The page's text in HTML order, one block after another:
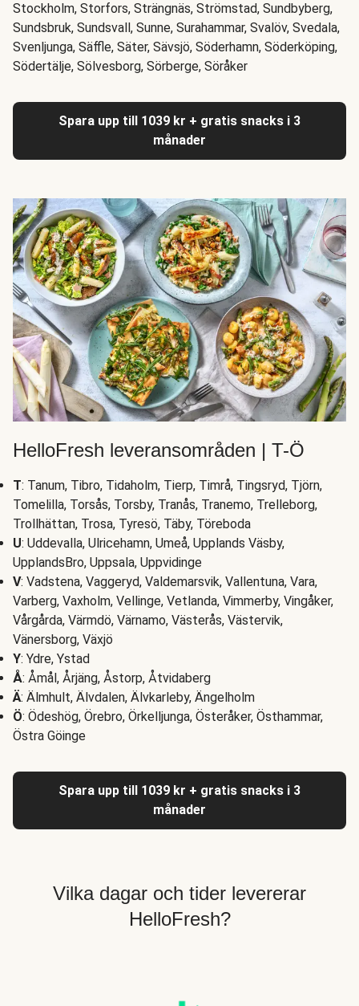
Stockholm, Storfors, Strängnäs, Strömstad, Sundbyberg,
Sundsbruk, Sundsvall, Sunne, Surahammar, Svalöv, Svedala,
Svenljunga, Säffle, Säter, Sävsjö, Söderhamn, Söderköping,
Södertälje, Sölvesborg, Sörberge, Söråker
Spara upp till 1039 kr + gratis snacks i 3
månader
HelloFresh leveransområden | T-Ö
T: Tanum, Tibro, Tidaholm, Tierp, Timrå, Tingsryd, Tjörn,
Tomelilla, Torsås, Torsby, Tranås, Tranemo, Trelleborg,
Trollhättan, Trosa, Tyresö, Täby, Töreboda
U: Uddevalla, Ulricehamn, Umeå, Upplands Väsby,
UpplandsBro, Uppsala, Uppvidinge
V: Vadstena, Vaggeryd, Valdemarsvik, Vallentuna, Vara,
Varberg, Vaxholm, Vellinge, Vetlanda, Vimmerby, Vingåker,
Vårgårda, Värmdö, Värnamo, Västerås, Västervik,
Vänersborg, Växjö
Y: Ydre, Ystad
Å: Åmål, Årjäng, Åstorp, Åtvidaberg
Ä: Älmhult, Älvdalen, Älvkarleby, Ängelholm
Ö: Ödeshög, Örebro, Örkelljunga, Österåker, Östhammar,
Östra Göinge
Spara upp till 1039 kr + gratis snacks i 3
månader
Vilka dagar och tider levererar
HelloFresh?